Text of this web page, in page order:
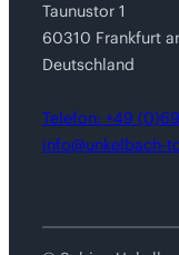
Taunustor 1
60310 Frankfurt
Deutschland
Telefon: +49
info@unkelbach-